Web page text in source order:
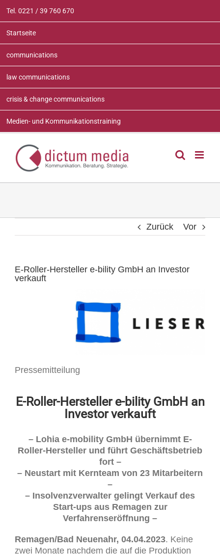
Inhalt
springen
Tel. 0221 / 39 760 670
Startseite
communications
law communications
crisis & change communications
Medien- und Kommunikationstraining
Zurück Vor
E-Roller-Hersteller e-bility GmbH an Investor
verkauft
Pressemitteilung
E-Roller-Hersteller e-bility GmbH an
Investor verkauft
– Lohia e-mobility GmbH übernimmt E-
Roller-Hersteller und führt Geschäftsbetrieb
fort –
– Neustart mit Kernteam von 23 Mitarbeitern
–
– Insolvenzverwalter gelingt Verkauf des
Start-ups aus Remagen zur
Verfahrenseröffnung –
Remagen/Bad Neuenahr, 04.04.2023. Keine
zwei Monate nachdem die auf die Produktion